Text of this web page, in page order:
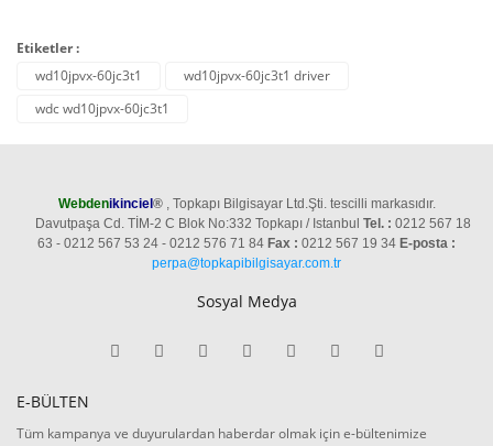
Etiketler :
wd10jpvx-60jc3t1
wd10jpvx-60jc3t1 driver
wdc wd10jpvx-60jc3t1
Webdenikinciel ®, Topkapı Bilgisayar Ltd.Şti. tescilli markasıdır.
Davutpaşa Cd. TİM-2 C Blok No:332 Topkapı / Istanbul Tel. : 0212 567 18
63 - 0212 567 53 24 - 0212 576 71 84 Fax : 0212 567 19 34 E-posta :
perpa@topkapibilgisayar.com.tr
Sosyal Medya
E-BÜLTEN
Tüm kampanya ve duyurulardan haberdar olmak için e-bültenimize